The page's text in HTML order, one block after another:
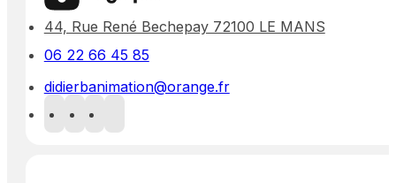
44, Rue René Bechepay 72100 LE MANS
06 22 66 45 85
didierbanimation@orange.fr